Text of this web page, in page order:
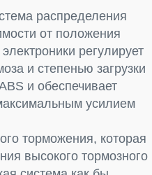
распределения
от положения
регулирует
и степенью загрузки
и обеспечивает
усилием
торможения, которая
высокого тормозного